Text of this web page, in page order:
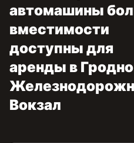
автомашины
вместимости
доступны для
аренды в Гродно
Вокзал